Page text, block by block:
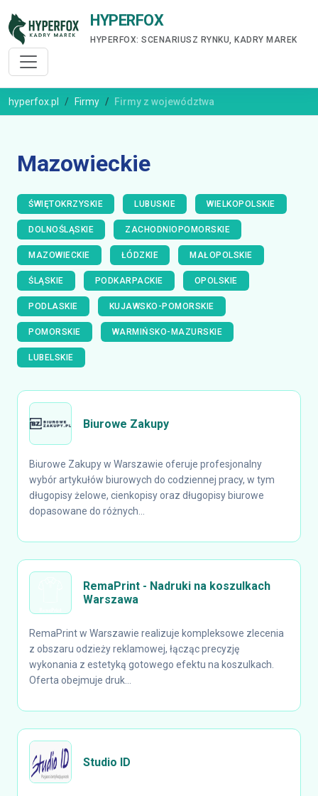
HYPERFOX
HYPERFOX: SCENARIUSZ RYNKU, KADRY MAREK
hyperfox.pl Firmy Firmy z województwa
Mazowieckie
ŚWIĘTOKRZYSKIE LUBUSKIE WIELKOPOLSKIE
DOLNOŚLĄSKIE ZACHODNIOPOMORSKIE
MAZOWIECKIE ŁÓDZKIE MAŁOPOLSKIE
ŚLĄSKIE PODKARPACKIE OPOLSKIE
PODLASKIE KUJAWSKO-POMORSKIE
POMORSKIE WARMIŃSKO-MAZURSKIE
LUBELSKIE
Biurowe Zakupy
Biurowe Zakupy w Warszawie oferuje profesjonalny
wybór artykułów biurowych do codziennej pracy, w tym
długopisy żelowe, cienkopisy oraz długopisy biurowe
dopasowane do różnych...
RemaPrint - Nadruki na koszulkach
Warszawa
RemaPrint w Warszawie realizuje kompleksowe zlecenia
z obszaru odzieży reklamowej, łącząc precyzję
wykonania z estetyką gotowego efektu na koszulkach.
Oferta obejmuje druk...
Studio ID